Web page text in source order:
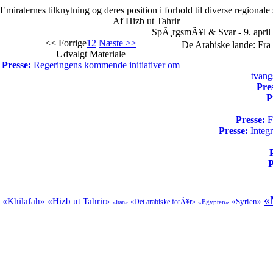
Emiraternes tilknytning og deres position i forhold til diverse regionale
Af Hizb ut Tahrir
SpÃ¸rgsmÃ¥l & Svar - 9. april
De Arabiske lande:
<< Forrige1 2 Næste >>
Udvalgt Materiale
Presse: Regeringens kommende initiativer om
Presse:
Presse:
«Khilafah» «Hizb ut Tahrir» «Iran» «Det arabiske forÃ¥r» «Egypten» «Syrien»